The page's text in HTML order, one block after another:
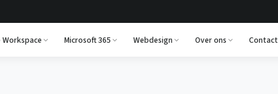
Microsoft 365 Webdesign Over ons Contact